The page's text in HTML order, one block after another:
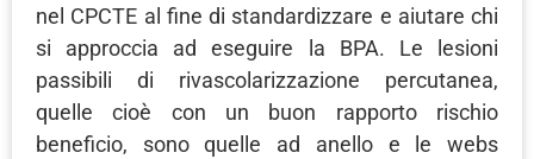
nel CPCTE al fine di standardizzare e aiutare chi
si approccia ad eseguire la BPA. Le lesioni
passibili di rivascolarizzazione percutanea,
quelle cioè con un buon rapporto rischio
beneficio, sono quelle ad anello e le webs